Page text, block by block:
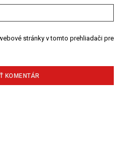
stránky v tomto prehliadači pre